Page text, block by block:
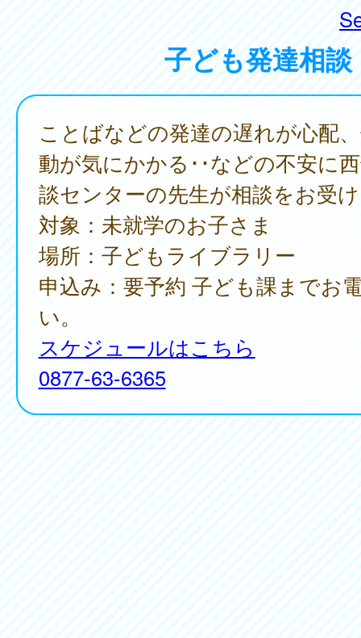
子ども発達相談
ことばなどの発達の遅れが心配
動が気にかかる･･などの不安に
談センターの先生が相談をお受
対象：未就学のお子さま
場所：子どもライブラリー
申込み：要予約 子ども課までお
い。
スケジュールはこちら
0877-63-6365